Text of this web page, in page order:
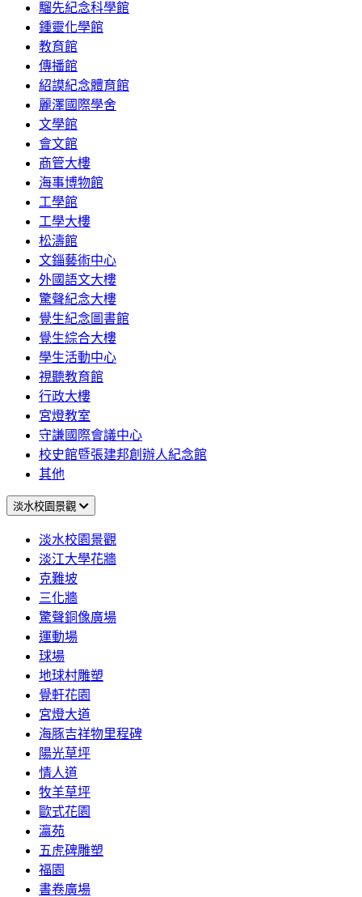
騮先紀念科學館
鍾靈化學館
教育館
傳播館
紹謨紀念體育館
麗澤國際學舍
文學館
會文館
商管大樓
海事博物館
工學館
工學大樓
松濤館
文錙藝術中心
外國語文大樓
驚聲紀念大樓
覺生紀念圖書館
覺生綜合大樓
學生活動中心
視聽教育館
行政大樓
宮燈教室
守謙國際會議中心
校史館暨張建邦創辦人紀念館
其他
淡水校園景觀
淡水校園景觀
淡江大學花牆
克難坡
三化牆
驚聲銅像廣場
運動場
球場
地球村雕塑
覺軒花園
宮燈大道
海豚吉祥物里程碑
陽光草坪
情人道
牧羊草坪
歐式花園
瀛苑
五虎碑雕塑
福園
書卷廣場